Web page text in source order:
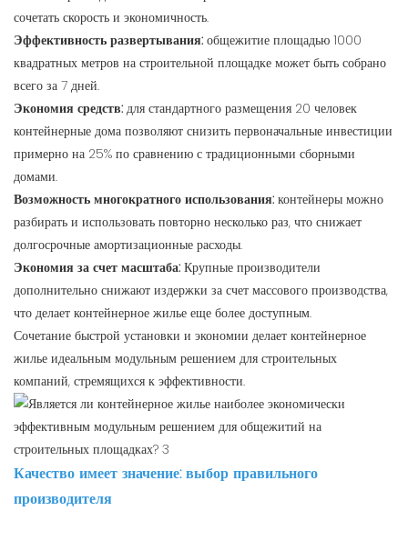
сочетать скорость и экономичность.
Эффективность развертывания: общежитие площадью 1000
квадратных метров на строительной площадке может быть собрано
всего за 7 дней.
Экономия средств: для стандартного размещения 20 человек
контейнерные дома позволяют снизить первоначальные инвестиции
примерно на 25% по сравнению с традиционными сборными
домами.
Возможность многократного использования: контейнеры можно
разбирать и использовать повторно несколько раз, что снижает
долгосрочные амортизационные расходы.
Экономия за счет масштаба: Крупные производители
дополнительно снижают издержки за счет массового производства,
что делает контейнерное жилье еще более доступным.
Сочетание быстрой установки и экономии делает контейнерное
жилье идеальным модульным решением для строительных
компаний, стремящихся к эффективности.
Качество имеет значение: выбор правильного
производителя